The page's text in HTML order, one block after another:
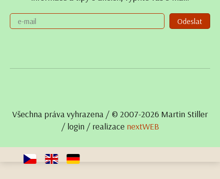
Odeslat
Všechna práva vyhrazena / © 2007- 2026 Martin Stiller
/ login / realizace nextWEB